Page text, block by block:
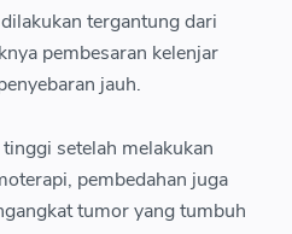
tergantung dari
pembesaran kelenjar
jauh.
setelah melakukan
pembedahan juga
tumor yang tumbuh